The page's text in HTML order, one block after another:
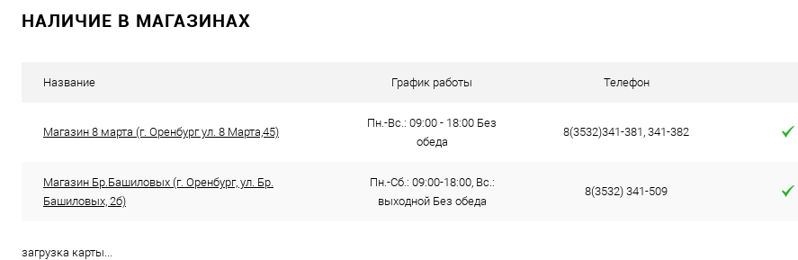
НАЛИЧИЕ В МАГАЗИНАХ
Название График работы Телефон
Магазин 8 марта (г. Оренбург ул. 8 Марта,45)
Пн.-Вс.: 09:00 - 18:00 Без
обеда
8(3532)341-381, 341-382
Магазин Бр.Башиловых (г. Оренбург, ул. Бр.
Башиловых, 2б)
Пн.-Сб.: 09:00-18:00, Вс.:
выходной Без обеда
8(3532) 341-509
загрузка карты...